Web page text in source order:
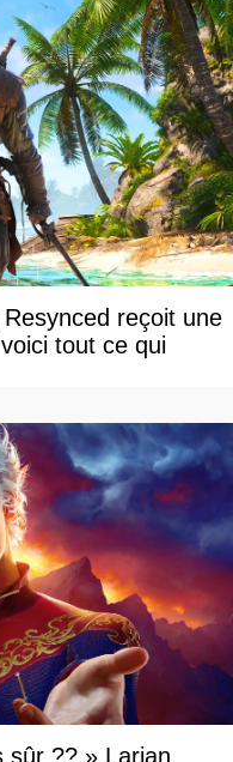
reçoit une
tout ce qui
sûr ?? » Larian